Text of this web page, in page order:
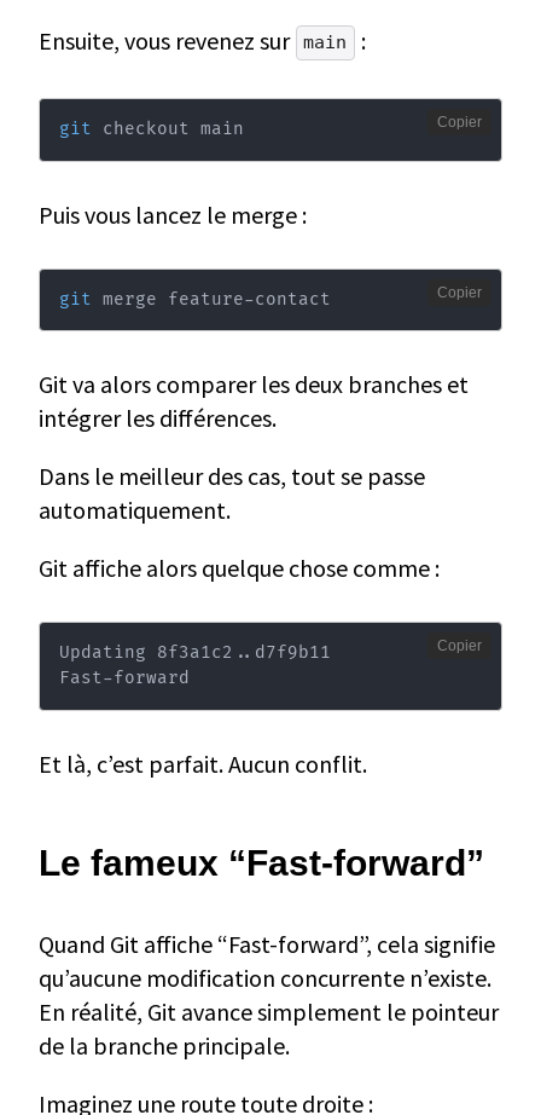
Ensuite, vous revenez sur main :
git checkout main Copier
Puis vous lancez le merge :
git merge feature-contact Copier
Git va alors comparer les deux branches et
intégrer les différences.
Dans le meilleur des cas, tout se passe
automatiquement.
Git affiche alors quelque chose comme :
Updating 8f3a1c2 .. d7f9b11
Fast-forward
Copier
Et là, c’est parfait. Aucun conflit.
Le fameux “Fast-forward”
Quand Git affiche “Fast-forward”, cela signifie
qu’aucune modification concurrente n’existe.
En réalité, Git avance simplement le pointeur
de la branche principale.
Imaginez une route toute droite :